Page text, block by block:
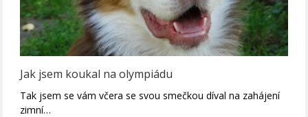
Jak jsem koukal na olympiádu
Tak jsem se vám včera se svou smečkou díval na zahájení
zimní…